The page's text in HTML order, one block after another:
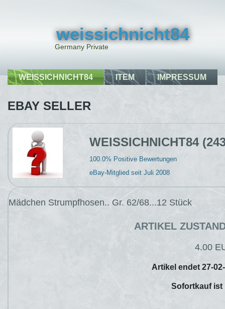
weissichnicht84
Germany Private
WEISSICHNICHT84 ITEM IMPRESSUM
EBAY SELLER
WEISSICHNICHT84
100.0% Positive Bewertungen
eBay-Mitglied seit Juli 2008
Mädchen Strumpfhosen.. Gr. 62/68...12 Stück
ARTIKEL
4.00
Artikel endet 27-
Sofortkauf ist